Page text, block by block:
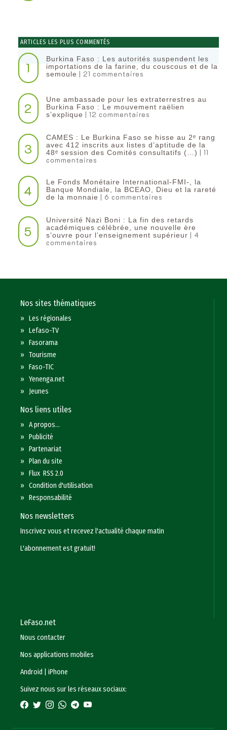
ARTICLES LES PLUS COMMENTÉS
1
Burkina Faso : Les autorités suspendent les
importations de la farine, du couscous et de la
semoule | 21 commentaires
2
Une ambassade pour les extraterrestres au
Burkina Faso : Le mouvement raëlien
s’explique | 12 commentaires
3
CAMES : Le Burkina Faso se hisse au 2ᵉ rang
avec 412 inscrits aux listes d’aptitude de la
48ᵉ session des Comités consultatifs (…) | 11
commentaires
4
Le Fonds Monétaire International-FMI-, la
Banque Mondiale, la BCEAO, Dieu et la rareté
de la monnaie | 6 commentaires
5
Université Nazi Boni : La fin des retards
académiques célébrée, une nouvelle ère
s’ouvre pour l’enseignement supérieur | 4
commentaires
Nos sites thématiques
»Les régionales
»Lefaso-TV
»Fasorama
»Tourisme
»Faso-TIC
»Yenenga.net
» Jeunes
Nos liens utiles
»A propos...
»Publicité
»Partenariat
»Plan du site
»Flux RSS 2.0
»Condition d'utilisation
»Responsabilité
Nos newsletters
Inscrivez vous et recevez l'actualité chaque matin
L'abonnement est gratuit!
LeFaso.net
Nous contacter
Nos applications mobiles
Android
|iPhone
Suivez nous sur les réseaux sociaux: